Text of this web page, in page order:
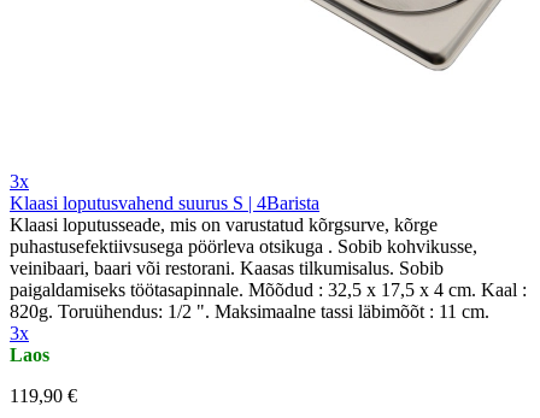
3x
Klaasi loputusvahend suurus S | 4Barista
Klaasi loputusseade, mis on varustatud kõrgsurve, kõrge
puhastusefektiivsusega pöörleva otsikuga . Sobib kohvikusse,
veinibaari, baari või restorani. Kaasas tilkumisalus. Sobib
paigaldamiseks töötasapinnale. Mõõdud : 32,5 x 17,5 x 4 cm. Kaal :
820g. Toruühendus: 1/2 ". Maksimaalne tassi läbimõõt : 11 cm.
3x
Laos
119,90 €